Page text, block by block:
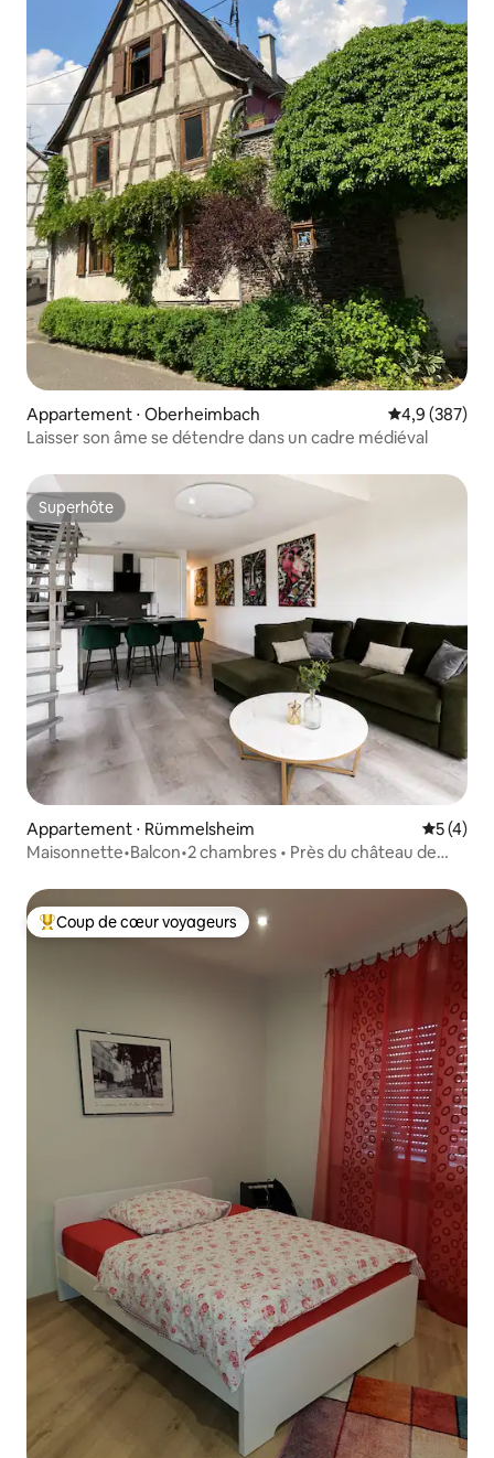
Appartement ⋅ Oberheimbach Évaluation
4,9 (387)
Laisser son âme se détendre dans un cadre médiéval
Superhôte
Superhôte
Appartement ⋅ Rümmelsheim
5 (4)
Maisonnette•Balcon•2 chambres • Près du château de
Coups de cœur voyageurs les plus appréciés
Coup de cœur voyageurs